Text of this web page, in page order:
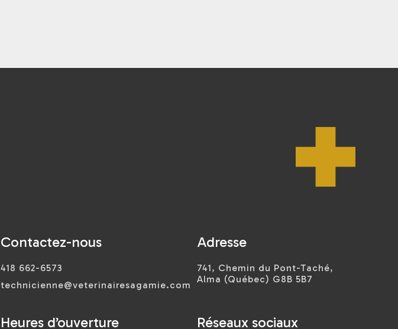
Contactez-nous
418 662-6573
technicienne@veterinairesagamie.com
Adresse
741, Chemin du Pont-Taché,
Alma (Québec) G8B 5B7
Heures d’ouverture Réseaux sociaux